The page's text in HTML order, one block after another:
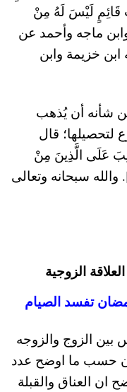
قَائِمٍ لَيْسَ لَهُ مِنْ
ماجه وأحمد عن
خزيمة وابن
شأنه أن يُذهب
لتحصيلها؛ قال
عَلَى الَّذِينَ مِنْ
والله سبحانه وتعالى
الزوجية
تفسد الصيام
بين الزوج والزوجه
حسب ما اوضح عدد
ان العناق والقبلة